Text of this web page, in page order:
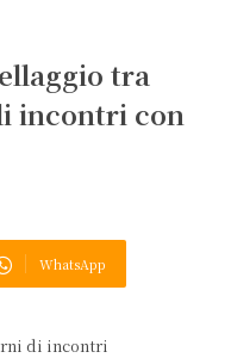
tra
incontri con
WhatsApp
di incontri